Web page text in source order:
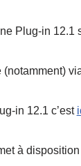
Plug-in 12.1
in 12.1 c’est
à disposition